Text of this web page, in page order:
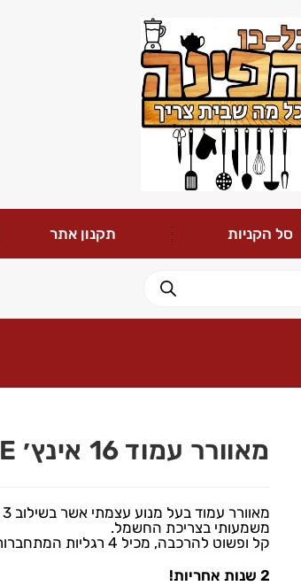
סל הקניות תקנון אתר
מאוורר עמוד 16 אינץ׳ GOLD LINE
משמעותי בצריכת החשמל.
קל ופשוט להרכבה, מכיל 4 רגליות המתחברות בהברגה ידנית ללא שימוש במברג.
2 שנות אחריות!